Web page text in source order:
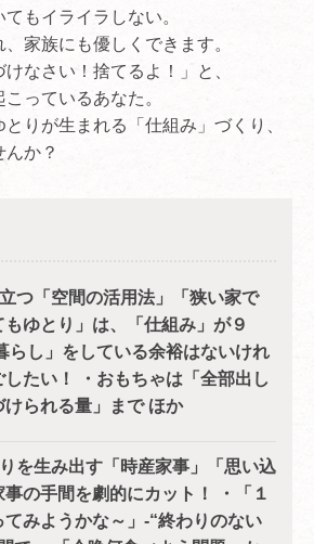
もイライラしない。
家族にも優しくできます。
なさい！捨てるよ！」と、
っているあなた。
りが生まれる「仕組み」づくり、
か？
つ「空間の活用法」「狭い家で
もゆとり」は、「仕組み」が９
らし」をしている余裕はないけれ
たい！ ・おもちゃは「全部出し
られる量」まで ほか
を生み出す「時産家事」「思い込
の手間を劇的にカット！ ・「１
てみようかな～」-“終わりのない